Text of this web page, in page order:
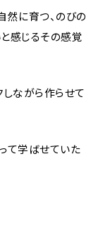
然に育つ、のびの
感じるその感覚
しながら作らせて
て学ばせていた